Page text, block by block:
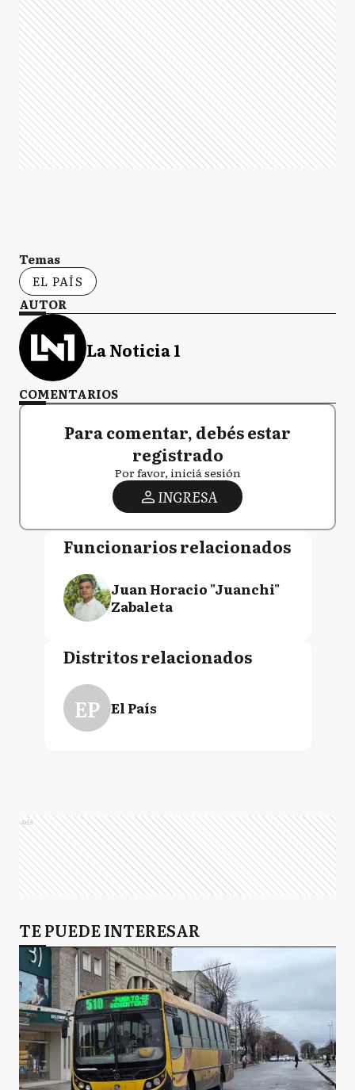
Temas
EL PAÍS
AUTOR
La Noticia 1
COMENTARIOS
Para comentar, debés estar
registrado
Por favor, iniciá sesión
INGRESA
Funcionarios relacionados
Juan Horacio "Juanchi"
Zabaleta
Distritos relacionados
EP El País
Ads
TE PUEDE INTERESAR